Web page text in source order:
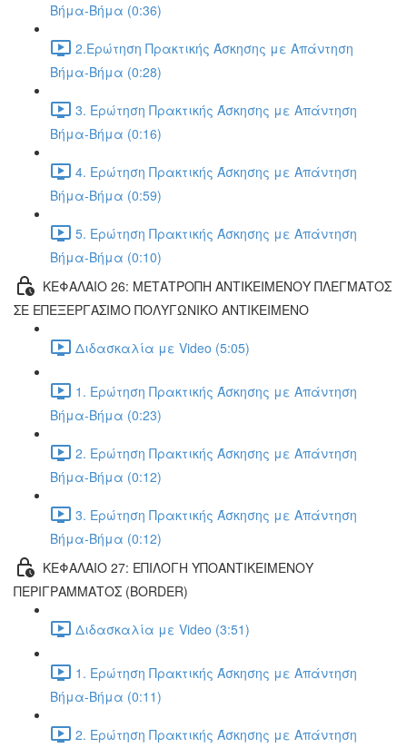
Βήμα-Βήμα (0:36)
2.Ερώτηση Πρακτικής Άσκησης με Απάντηση
Βήμα-Βήμα (0:28)
3. Ερώτηση Πρακτικής Άσκησης με Απάντηση
Βήμα-Βήμα (0:16)
4. Ερώτηση Πρακτικής Άσκησης με Απάντηση
Βήμα-Βήμα (0:59)
5. Ερώτηση Πρακτικής Άσκησης με Απάντηση
Βήμα-Βήμα (0:10)
ΚΕΦΑΛΑΙΟ 26: ΜΕΤΑΤΡΟΠΗ ΑΝΤΙΚΕΙΜΕΝΟΥ ΠΛΕΓΜΑΤΟΣ
ΣΕ ΕΠΕΞΕΡΓΑΣΙΜΟ ΠΟΛΥΓΩΝΙΚΟ ΑΝΤΙΚΕΙΜΕΝΟ
Διδασκαλία με Video (5:05)
1. Ερώτηση Πρακτικής Άσκησης με Απάντηση
Βήμα-Βήμα (0:23)
2. Ερώτηση Πρακτικής Άσκησης με Απάντηση
Βήμα-Βήμα (0:12)
3. Ερώτηση Πρακτικής Άσκησης με Απάντηση
Βήμα-Βήμα (0:12)
ΚΕΦΑΛΑΙΟ 27: ΕΠΙΛΟΓΗ ΥΠΟΑΝΤΙΚΕΙΜΕΝΟΥ
ΠΕΡΙΓΡΑΜΜΑΤΟΣ (BORDER)
Διδασκαλία με Video (3:51)
1. Ερώτηση Πρακτικής Άσκησης με Απάντηση
Βήμα-Βήμα (0:11)
2. Ερώτηση Πρακτικής Άσκησης με Απάντηση